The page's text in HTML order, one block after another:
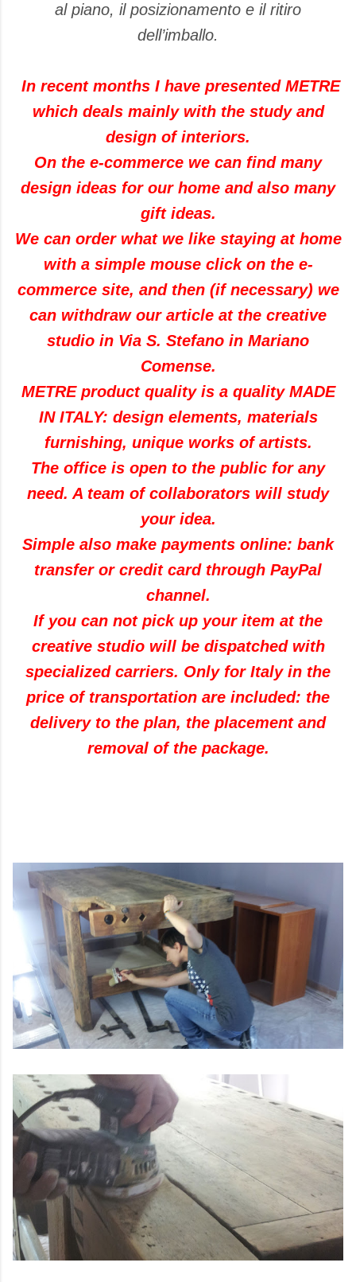
al piano, il posizionamento e il ritiro
dell’imballo.
In recent months I have presented METRE
which deals mainly with the study and
design of interiors.
On the e-commerce we can find many
design ideas for our home and also many
gift ideas.
We can order what we like staying at home
with a simple mouse click on the e-
commerce site, and then (if necessary) we
can withdraw our article at the creative
studio in Via S. Stefano in Mariano
Comense.
METRE product quality is a quality MADE
IN ITALY: design elements, materials
furnishing, unique works of artists.
The office is open to the public for any
need. A team of collaborators will study
your idea.
Simple also make payments online: bank
transfer or credit card through PayPal
channel.
If you can not pick up your item at the
creative studio will be dispatched with
specialized carriers. Only for Italy in the
price of transportation are included: the
delivery to the plan, the placement and
removal of the package.